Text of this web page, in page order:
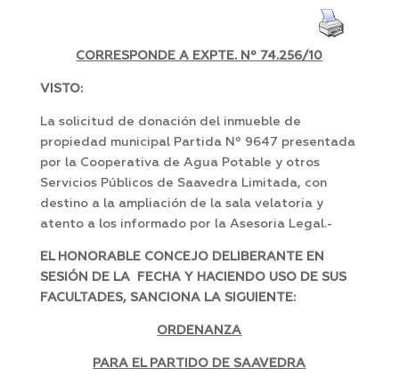
CORRESPONDE A EXPTE. Nº 74.256/10
VISTO:
La solicitud de donación del inmueble de
propiedad municipal Partida Nº 9647 presentada
por la Cooperativa de Agua Potable y otros
Servicios Públicos de Saavedra Limitada, con
destino a la ampliación de la sala velatoria y
atento a los informado por la Asesoria Legal.-
EL HONORABLE CONCEJO DELIBERANTE EN
SESIÓN DE LA FECHA Y HACIENDO USO DE SUS
FACULTADES, SANCIONA LA SIGUIENTE:
ORDENANZA
PARA EL PARTIDO DE SAAVEDRA